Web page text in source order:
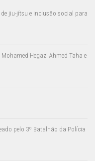
de jiu-jítsu e inclusão social para
Hegazi Ahmed Taha e
pelo 3º Batalhão da Polícia